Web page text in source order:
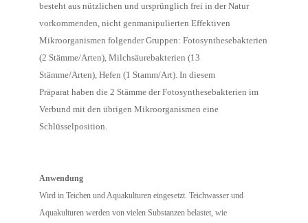
besteht aus nützlichen und ursprünglich frei in der Natur
vorkommenden, nicht genmanipulierten Effektiven
Mikroorganismen folgender Gruppen: Fotosynthesebakterien
(2 Stämme/Arten), Milchsäurebakterien (13
Stämme/Arten), Hefen (1 Stamm/Art). In diesem
Präparat haben die 2 Stämme der Fotosynthesebakterien im
Verbund mit den übrigen Mikroorganismen eine
Schlüsselposition.
Anwendung
Wird in Teichen und Aquakulturen eingesetzt. Teichwasser und
Aquakulturen werden von vielen Substanzen belastet, wie